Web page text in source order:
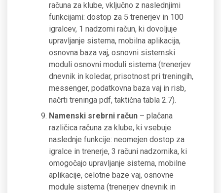
računa za klube, vključno z naslednjimi
funkcijami: dostop za 5 trenerjev in 100
igralcev, 1 nadzorni račun, ki dovoljuje
upravljanje sistema, mobilna aplikacija,
osnovna baza vaj, osnovni sistemski
moduli osnovni moduli sistema (trenerjev
dnevnik in koledar, prisotnost pri treningih,
messenger, podatkovna baza vaj in risb,
načrti treninga pdf, taktična tabla 2.7).
Namenski srebrni račun – plačana
različica računa za klube, ki vsebuje
naslednje funkcije: neomejen dostop za
igralce in trenerje, 3 računi nadzornika, ki
omogočajo upravljanje sistema, mobilne
aplikacije, celotne baze vaj, osnovne
module sistema (trenerjev dnevnik in